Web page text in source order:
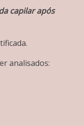
capilar após
analisados: